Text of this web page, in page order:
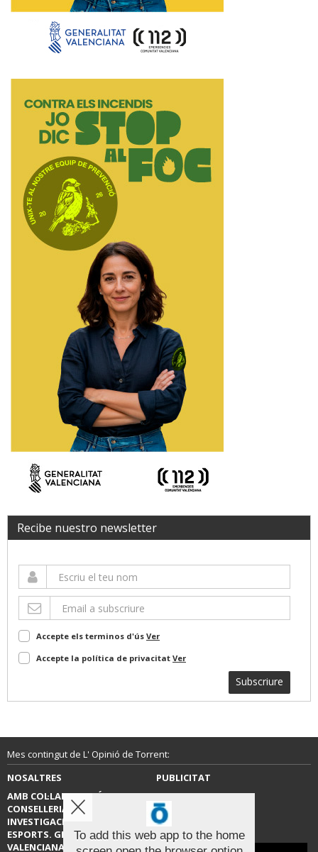
Recibe nuestro newsletter
Accepte els terminos d'ús Ver
Accepte la política de privacitat Ver
Subscriure
Mes contingut de L' Opinió de Torrent:
NOSALTRES
PUBLICITAT
AMB COL·LABORACIÓ DE LA
CONSELLERIA D’EDUCACIÓ,
INVESTIGACIÓ, CULTURA I
ESPORTS. GENERALITAT
VALENCIANA.
CONTACTE
To add this web app to the home